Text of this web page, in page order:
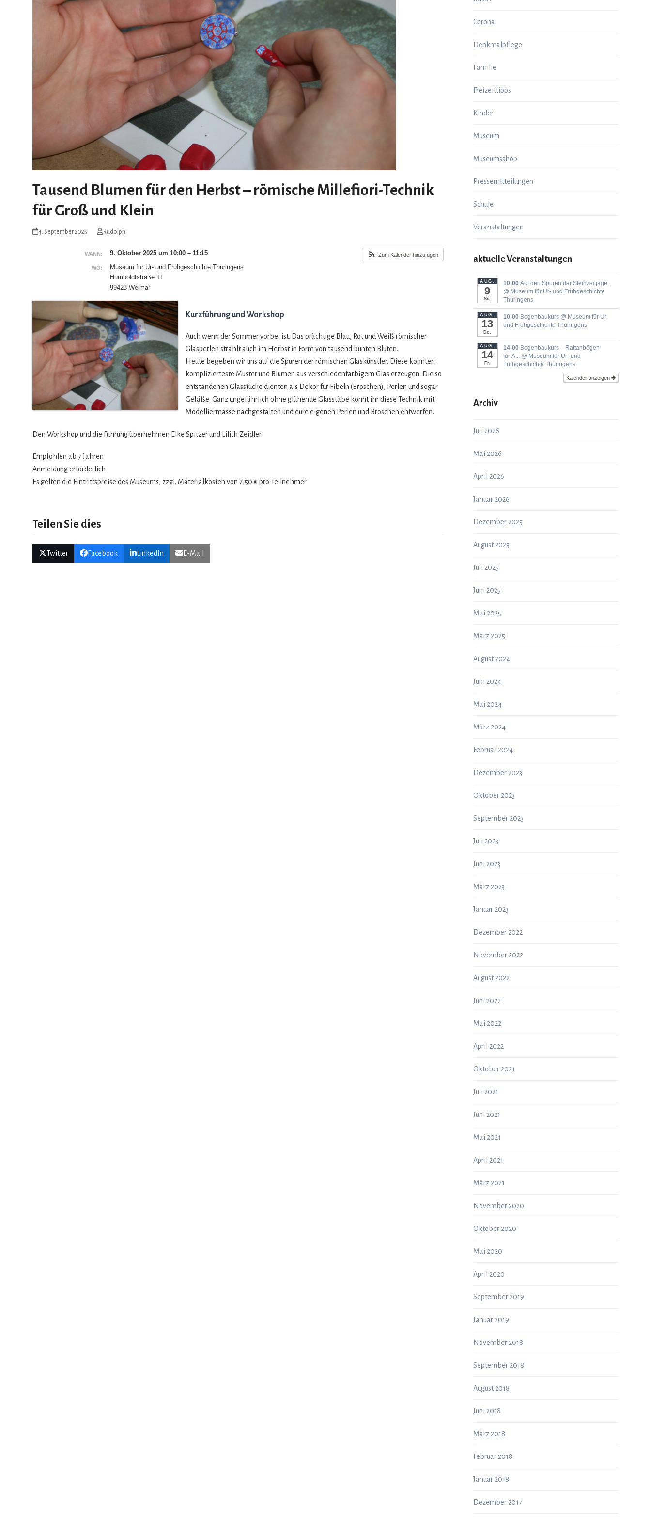
Tausend Blumen für den Herbst – römische Millefiori-Technik
für Groß und Klein
4. September 2025 Rudolph
Zum Kalender hinzufügen
WANN: 9. Oktober 2025 um 10:00 – 11:15
WO:
Museum für Ur- und Frühgeschichte Thüringens
Humboldtstraße 11
99423 Weimar
Kurzführung und Workshop
Auch wenn der Som­mer vor­bei ist. Das präch­tige Blau, Rot und Weiß römi­scher
Glas­per­len strahlt auch im Herbst in Form von tau­send bun­ten Blüten.
Heute bege­ben wir uns auf die Spu­ren der römi­schen Glas­künst­ler. Diese konn­ten
kom­pli­zier­teste Mus­ter und Blu­men aus ver­schie­den­far­bi­gem Glas erzeu­gen. Die so
ent­stan­de­nen Glas­stü­cke dien­ten als Dekor für Fibeln (Bro­schen), Per­len und sogar
Gefäße. Ganz unge­fähr­lich ohne glü­hende Glas­stäbe könnt ihr diese Tech­nik mit
Model­lier­masse nach­ge­stal­ten und eure eige­nen Per­len und Bro­schen entwerfen.
Den Work­shop und die Füh­rung über­neh­men Elke Spit­zer und Lilith Zeidler.
Emp­foh­len ab 7 Jahren
Anmel­dung erforderlich
Es gel­ten die Ein­tritts­preise des Muse­ums, zzgl. Mate­ri­al­kos­ten von 2,50 € pro Teilnehmer
Teilen Sie dies
Twitter Facebook LinkedIn E-Mail
Corona
Denkmalpflege
Familie
Freizeittipps
Kinder
Museum
Museumsshop
Pressemitteilungen
Schule
Veranstaltungen
aktuelle Veranstaltungen
AUG.
9
So.
10:00Auf den Spuren der Steinzeitjäge...
@ Museum für Ur- und Frühgeschichte
Thüringens
AUG.
13
Do.
10:00 Bogenbaukurs @ Museum für Ur-
und Frühgeschichte Thüringens
AUG.
14
Fr.
14:00 Bogenbaukurs ‒ Rattanbögen
für A... @ Museum für Ur- und
Frühgeschichte Thüringens
Kalender anzeigen
Archiv
Juli 2026
Mai 2026
April 2026
Januar 2026
Dezember 2025
August 2025
Juli 2025
Juni 2025
Mai 2025
März 2025
August 2024
Juni 2024
Mai 2024
März 2024
Februar 2024
Dezember 2023
Oktober 2023
September 2023
Juli 2023
Juni 2023
März 2023
Januar 2023
Dezember 2022
November 2022
August 2022
Juni 2022
Mai 2022
April 2022
Oktober 2021
Juli 2021
Juni 2021
Mai 2021
April 2021
März 2021
November 2020
Oktober 2020
Mai 2020
April 2020
September 2019
Januar 2019
November 2018
September 2018
August 2018
Juni 2018
März 2018
Februar 2018
Januar 2018
Dezember 2017